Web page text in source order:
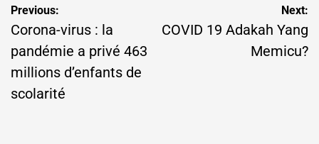
Post
navigation
Previous:
Corona-virus : la
pandémie a privé 463
millions d’enfants de
scolarité
Next:
COVID 19 Adakah Yang
Memicu?